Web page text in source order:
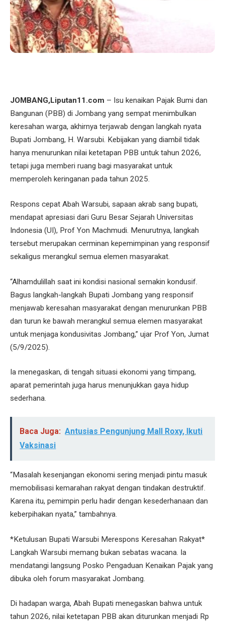
JOMBANG,Liputan11.com – Isu kenaikan Pajak Bumi dan
Bangunan (PBB) di Jombang yang sempat menimbulkan
keresahan warga, akhirnya terjawab dengan langkah nyata
Bupati Jombang, H. Warsubi. Kebijakan yang diambil tidak
hanya menurunkan nilai ketetapan PBB untuk tahun 2026,
tetapi juga memberi ruang bagi masyarakat untuk
memperoleh keringanan pada tahun 2025.
Respons cepat Abah Warsubi, sapaan akrab sang bupati,
mendapat apresiasi dari Guru Besar Sejarah Universitas
Indonesia (UI), Prof Yon Machmudi. Menurutnya, langkah
tersebut merupakan cerminan kepemimpinan yang responsif
sekaligus merangkul semua elemen masyarakat.
“Alhamdulillah saat ini kondisi nasional semakin kondusif.
Bagus langkah-langkah Bupati Jombang yang responsif
menjawab keresahan masyarakat dengan menurunkan PBB
dan turun ke bawah merangkul semua elemen masyarakat
untuk menjaga kondusivitas Jombang,” ujar Prof Yon, Jumat
(5/9/2025).
Ia menegaskan, di tengah situasi ekonomi yang timpang,
aparat pemerintah juga harus menunjukkan gaya hidup
sederhana.
Baca Juga: Antusias Pengunjung Mall Roxy, Ikuti
Vaksinasi
“Masalah kesenjangan ekonomi sering menjadi pintu masuk
memobilisasi kemarahan rakyat dengan tindakan destruktif.
Karena itu, pemimpin perlu hadir dengan kesederhanaan dan
keberpihakan nyata,” tambahnya.
*Ketulusan Bupati Warsubi Merespons Keresahan Rakyat*
Langkah Warsubi memang bukan sebatas wacana. Ia
mendatangi langsung Posko Pengaduan Kenaikan Pajak yang
dibuka oleh forum masyarakat Jombang.
Di hadapan warga, Abah Bupati menegaskan bahwa untuk
tahun 2026, nilai ketetapan PBB akan diturunkan menjadi Rp